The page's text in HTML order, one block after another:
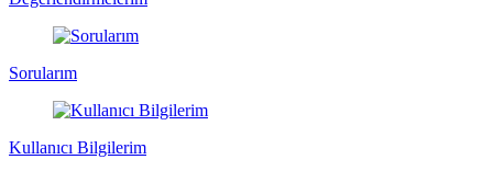
Sorularım
Kullanıcı Bilgilerim